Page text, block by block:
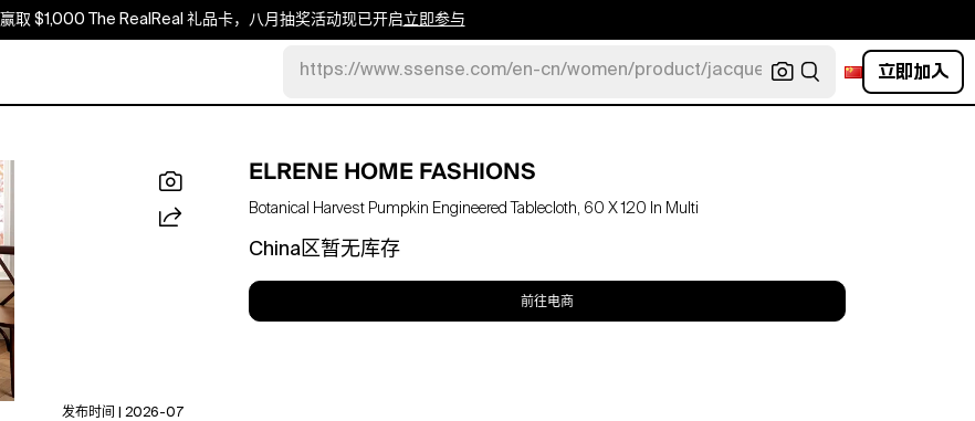
赢取 $1,000 The RealReal 礼品卡，八月抽奖活动现已开启立即参与
https://www.ssense.com/en-cn/women/product/jacquemus/navy-la-robe-
立即加入
发布时间 | 2026-07
ELRENE HOME FASHIONS
Botanical Harvest Pumpkin Engineered Tablecloth, 60 X 120 In Multi
China区暂无库存
前往电商